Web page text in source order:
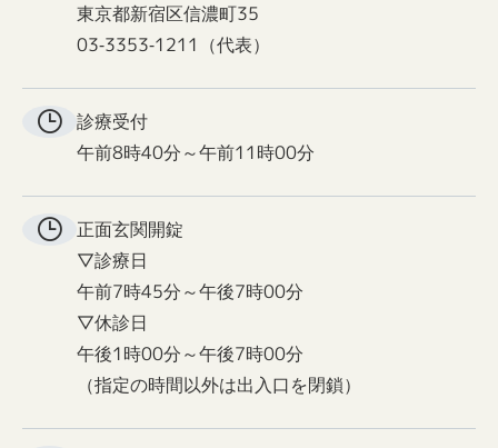
東京都新宿区信濃町35
03-3353-1211（代表）
診療受付
午前8時40分～午前11時00分
正面玄関開錠
▽診療日
午前7時45分～午後7時00分
▽休診日
午後1時00分～午後7時00分
（指定の時間以外は出入口を閉鎖）